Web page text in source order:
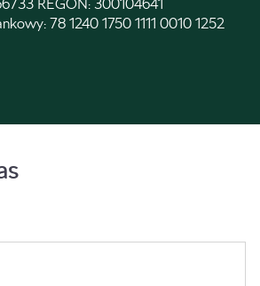
REGON: 300104641
78 1240 1750 1111 0010 1252